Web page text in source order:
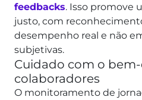
feedbacks. Isso promove
justo, com
desempenho real e não
subjetivas.
Cuidado com o
colaboradores
O monitoramento de